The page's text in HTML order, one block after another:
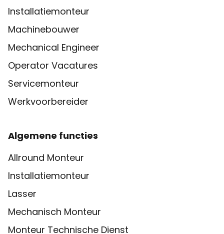
Installatiemonteur
Machinebouwer
Mechanical Engineer
Operator Vacatures
Servicemonteur
Werkvoorbereider
Algemene functies
Allround Monteur
Installatiemonteur
Lasser
Mechanisch Monteur
Monteur Technische Dienst